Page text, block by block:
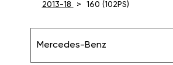
2013-18
160 (102PS)
Mercedes-Benz